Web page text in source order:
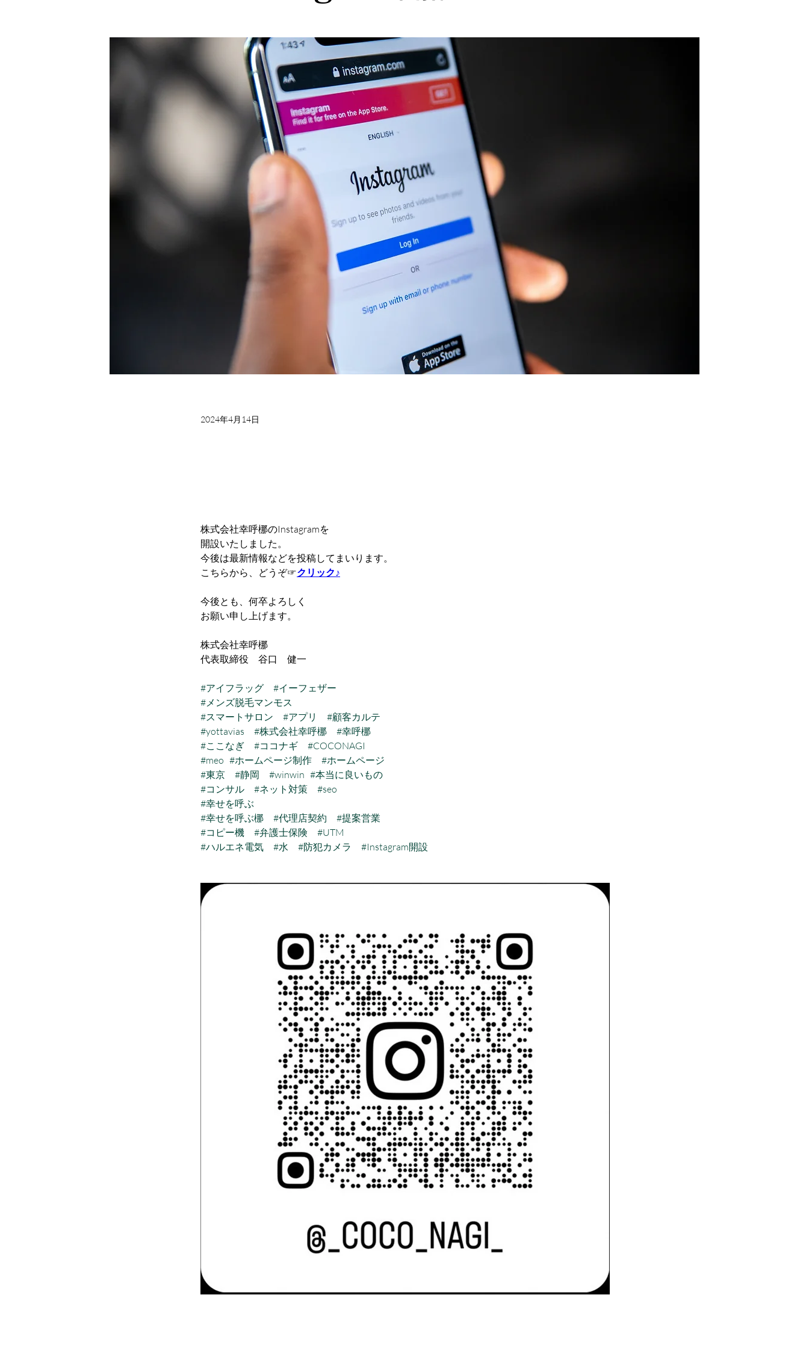
2024年4月14日
株式会社幸呼梛のInstagramを
開設いたしました。
今後は最新情報などを投稿してまいります。
こちらから、どうぞ☞クリック♪
今後とも、何卒よろしく
お願い申し上げます。
株式会社幸呼梛
代表取締役　谷口　健一
#アイフラッグ
#イーフェザー
#メンズ脱毛マンモス
#スマートサロン
#アプリ
#顧客カルテ
#yottavias
#株式会社幸呼梛
#幸呼梛
#ここなぎ
#ココナギ
#COCONAGI
#meo #ホームページ制作
#ホームページ
#東京
#静岡 #winwin #本当に良いもの
#コンサル
#ネット対策
#seo
#幸せを呼ぶ
#幸せを呼ぶ梛
#代理店契約
#提案営業
#コピー機
#弁護士保険
#UTM
#ハルエネ電気
#水 #防犯カメラ #Instagram開設